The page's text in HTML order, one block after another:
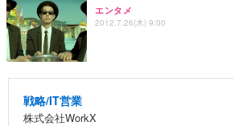
エンタメ
2012.7.26(木) 9:00
戦略/IT営業
株式会社WorkX